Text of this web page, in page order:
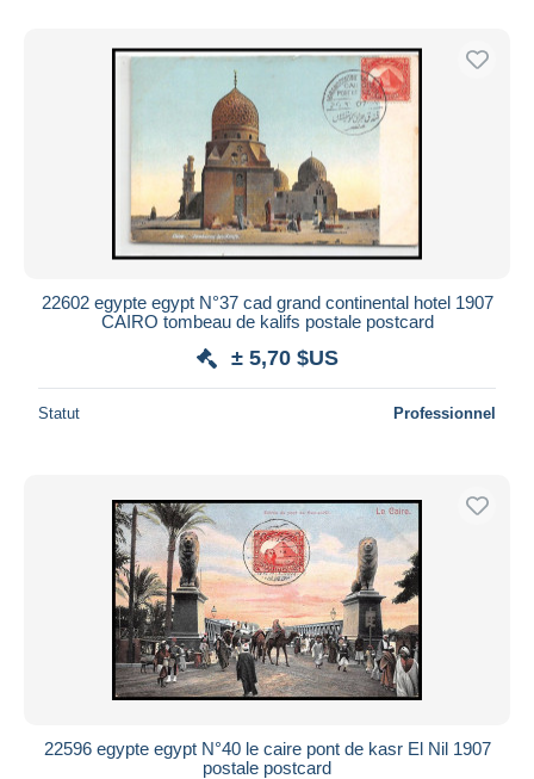
Uniquement en réduction
Méthodes de paiement
Virement bancaire
Visa
Mastercard
iDeal
Appliquer
22602 egypte egypt N°37 cad grand continental hotel 1907
CAIRO tombeau de kalifs postale postcard
± 5,70 $US
Statut Professionnel
22596 egypte egypt N°40 le caire pont de kasr El Nil 1907
postale postcard